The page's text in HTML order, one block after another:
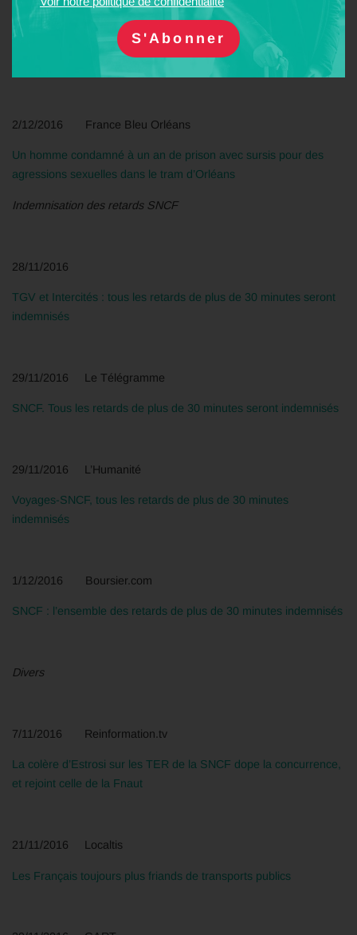
26/11/2016 Actu côté Toulouse
Harcèlement des femmes dans les transports en commun : la
2/12/2016 France Bleu Orléans
Un homme condamné à un an de prison avec sursis pour des
agressions sexuelles dans le tram d’Orléans
Indemnisation des retards SNCF
28/11/2016
TGV et Intercités : tous les retards de plus de 30 minutes seront
indemnisés
29/11/2016 Le Télégramme
SNCF. Tous les retards de plus de 30 minutes seront indemnisés
29/11/2016 L’Humanité
Voyages-SNCF, tous les retards de plus de 30 minutes
indemnisés
1/12/2016 Boursier.com
SNCF : l’ensemble des retards de plus de 30 minutes indemnisés
Divers
7/11/2016 Reinformation.tv
La colère d’Estrosi sur les TER de la SNCF dope la concurrence,
et rejoint celle de la Fnaut
21/11/2016 Localtis
Les Français toujours plus friands de transports publics